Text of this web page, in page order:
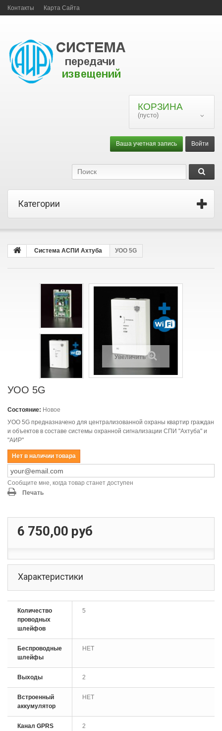
Контакты Карта Сайта
КОРЗИНА
(пусто)
Войти
Ваша учетная запись
Категории
Система АСПИ Ахтуба УОО 5G
Увеличить
УОО 5G
Состояние: Новое
УОО 5G предназначено для централизованной охраны квартир граждан
и объектов в составе системы охранной сигнализации СПИ "Ахтуба" и
"АИР"
Нет в наличии товара
Сообщите мне, когда товар станет доступен
Печать
6 750,00 руб
Характеристики
Количество
проводных
шлейфов
5
Беспроводные
шлейфы
НЕТ
Выходы 2
Встроенный
аккумулятор
НЕТ
Канал GPRS 2